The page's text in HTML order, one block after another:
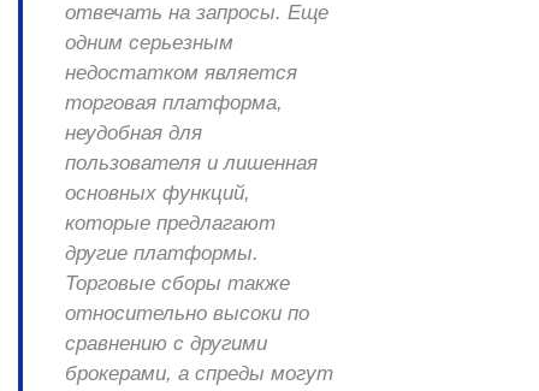
отвечать на запросы. Еще
одним серьезным
недостатком является
торговая платформа,
неудобная для
пользователя и лишенная
основных функций,
которые предлагают
другие платформы.
Торговые сборы также
относительно высоки по
сравнению с другими
брокерами, а спреды могут